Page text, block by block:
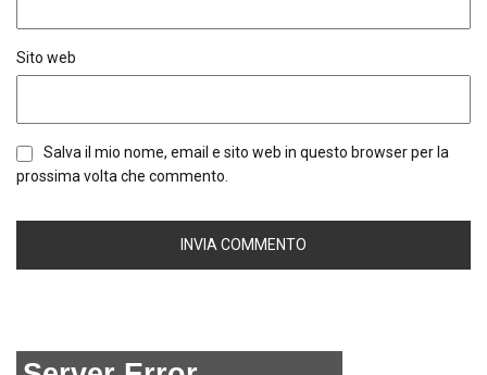
Sito web
Salva il mio nome, email e sito web in questo browser per la
prossima volta che commento.